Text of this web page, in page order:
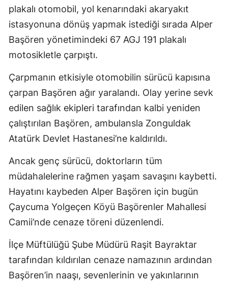
plakalı otomobil, yol kenarındaki akaryakıt
istasyonuna dönüş yapmak istediği sırada Alper
Başören yönetimindeki 67 AGJ 191 plakalı
motosikletle çarpıştı.
Çarpmanın etkisiyle otomobilin sürücü kapısına
çarpan Başören ağır yaralandı. Olay yerine sevk
edilen sağlık ekipleri tarafından kalbi yeniden
çalıştırılan Başören, ambulansla Zonguldak
Atatürk Devlet Hastanesi’ne kaldırıldı.
Ancak genç sürücü, doktorların tüm
müdahalelerine rağmen yaşam savaşını kaybetti.
Hayatını kaybeden Alper Başören için bugün
Çaycuma Yolgeçen Köyü Başörenler Mahallesi
Camii’nde cenaze töreni düzenlendi.
İlçe Müftülüğü Şube Müdürü Raşit Bayraktar
tarafından kıldırılan cenaze namazının ardından
Başören’in naaşı, sevenlerinin ve yakınlarının